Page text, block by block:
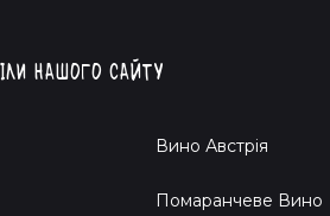
нашого сайту
Вино Австрія
Помаранчеве Вино